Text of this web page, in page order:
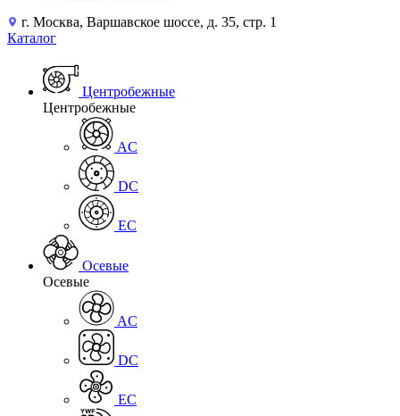
г. Москва, Варшавское шоссе, д. 35, стр. 1
Каталог
Центробежные
Центробежные
AC
DC
EC
Осевые
Осевые
AC
DC
EC